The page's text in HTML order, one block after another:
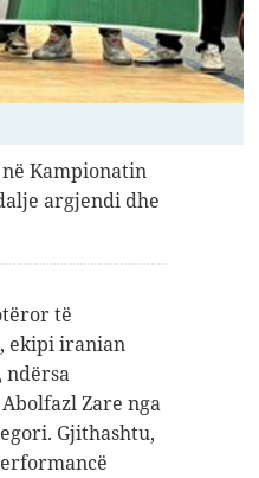
Kampionatin
argjendi dhe
të
ekipi iranian
ndërsa
Zare nga
Gjithashtu,